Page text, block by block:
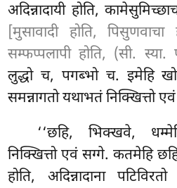
अदिन्नादायी होति,
[मुसावादी होति,
सम्फप्पलापी होति, (सी.
लुद्धो च, पगब्भो च. इमेहि
समन्नागतो यथाभतं निक्खित्तो
‘‘छहि, भिक्खवे,
निक्खित्तो एवं सग्गे. कतमेहि
होति, अदिन्नादाना